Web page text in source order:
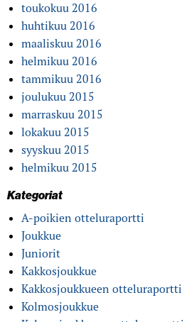
toukokuu 2016
huhtikuu 2016
maaliskuu 2016
helmikuu 2016
tammikuu 2016
joulukuu 2015
marraskuu 2015
lokakuu 2015
syyskuu 2015
helmikuu 2015
Kategoriat
A-poikien otteluraportti
Joukkue
Juniorit
Kakkosjoukkue
Kakkosjoukkueen otteluraportti
Kolmosjoukkue